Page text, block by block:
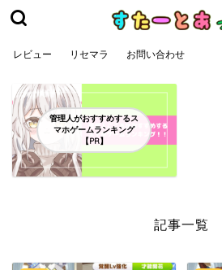
レビュー リセマラ お問い合わせ
管理人がおすすめするス
マホゲームランキング
【PR】
記事一覧